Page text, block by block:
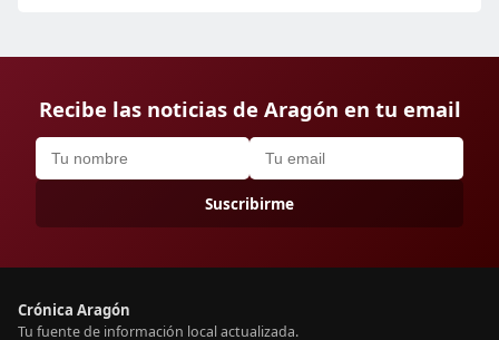
Recibe las noticias de Aragón en tu email
Suscribirme
Crónica Aragón
Tu fuente de información local actualizada.